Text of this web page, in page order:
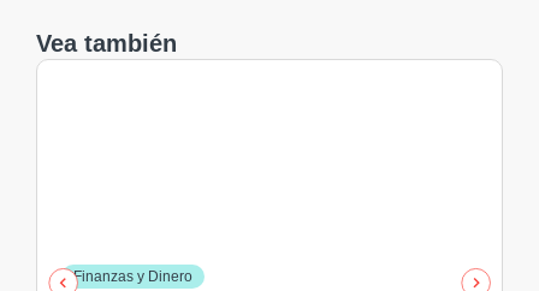
Vea también
Finanzas y Dinero